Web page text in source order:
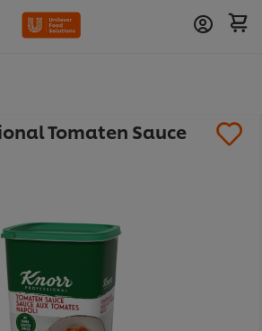
Tomaten Sauce